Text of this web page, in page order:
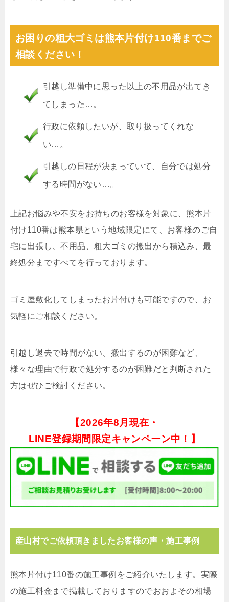
お困りの粗大ゴミは熊本片付け110番までご
相談ください！
引越し準備中に思った以上の不用品が出てき
てしまった…。
行政に依頼したいが、取り扱ってくれな
い…。
引越しの日程が決まっていて、自分では処分
する時間がない…。
上記お悩みや不安をお持ちのお客様を対象に、熊本片
付け110番は熊本県という地域限定にて、お客様のご自
宅に出張し、不用品、粗大ゴミの搬出から積込み、最
終処分まですべてを行っております。
ゴミ屋敷化してしまったお片付けも可能ですので、お
気軽にご相談ください。
引越し退去で時間がない、搬出するのが困難など、
様々な理由で行政で処分するのが困難だと判断された
方はぜひご検討ください。
【2026年8月現在・
LINE登録期間限定キャンペーン中！】
産山村でご依頼頂きましたお客様の声・施工事例
熊本片付け110番の施工事例をご紹介いたします。実際
の施工料金まで掲載しておりますのでおおよその相場